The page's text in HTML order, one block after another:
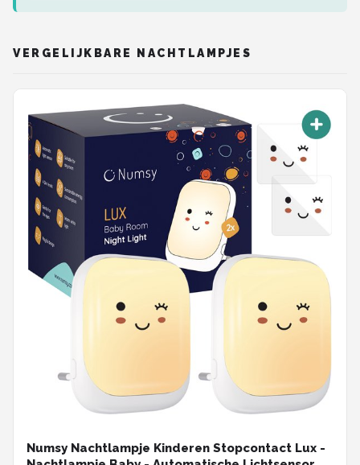
VERGELIJKBARE NACHTLAMPJES
Numsy Nachtlampje Kinderen Stopcontact Lux -